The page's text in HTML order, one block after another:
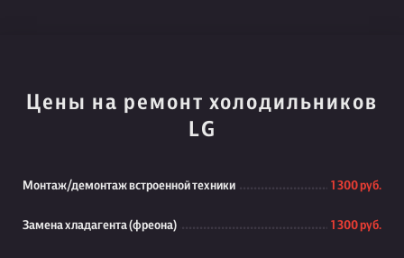
Цены на ремонт холодильников
LG
Монтаж/демонтаж встроенной техники 1 300 руб.
Замена хладагента (фреона) 1 300 руб.